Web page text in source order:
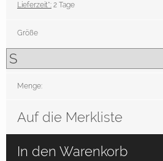
Lieferzeit*: 2 Tage
Größe
Menge:
Auf die Merkliste
In den Warenkorb